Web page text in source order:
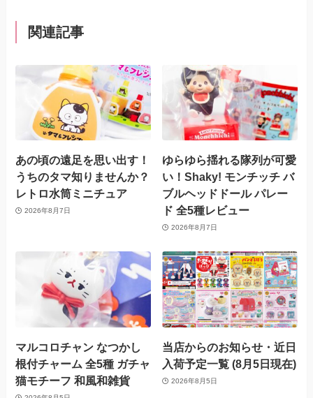
関連記事
あの頃の遠足を思い出す！
うちのタマ知りませんか？
レトロ水筒ミニチュア
2026年8月7日
ゆらゆら揺れる隊列が可愛
い！Shaky! モンチッチ バ
ブルヘッドドール パレー
ド 全5種レビュー
2026年8月7日
マルコロチャン なつかし
根付チャーム 全5種 ガチャ
猫モチーフ 和風和雑貨
当店からのお知らせ・近日
入荷予定一覧 (8月5日現在)
2026年8月5日